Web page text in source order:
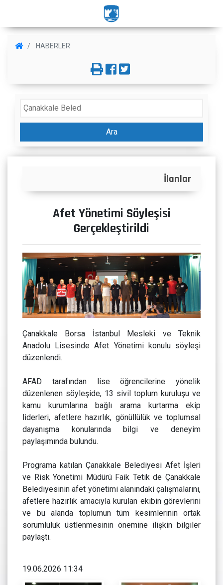
HABERLER
Ara
Afet Yönetimi Söyleşisi
Gerçekleştirildi
Çanakkale Borsa İstanbul Mesleki ve Teknik
Anadolu Lisesinde Afet Yönetimi konulu söyleşi
düzenlendi.
AFAD tarafından lise öğrencilerine yönelik
düzenlenen söyleşide, 13 sivil toplum kuruluşu ve
kamu kurumlarına bağlı arama kurtarma ekip
liderleri, afetlere hazırlık, gönüllülük ve toplumsal
dayanışma konularında bilgi ve deneyim
paylaşımında bulundu.
Programa katılan Çanakkale Belediyesi Afet İşleri
ve Risk Yönetimi Müdürü Faik Tetik de Çanakkale
Belediyesinin afet yönetimi alanındaki çalışmalarını,
afetlere hazırlık amacıyla kurulan ekibin görevlerini
ve bu alanda toplumun tüm kesimlerinin ortak
sorumluluk üstlenmesinin önemine ilişkin bilgiler
paylaştı.
19.06.2026 11:34